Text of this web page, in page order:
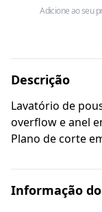
Adicione ao seu
Descrição
Lavatório de
overflow e anel
Plano de corte
Informação